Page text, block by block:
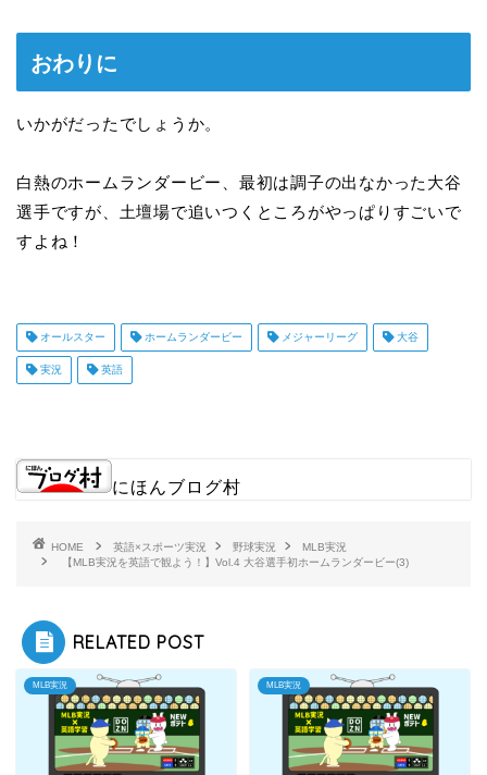
おわりに
いかがだったでしょうか。
白熱のホームランダービー、最初は調子の出なかった大谷
選手ですが、土壇場で追いつくところがやっぱりすごいで
すよね！
オールスター ホームランダービー メジャーリーグ 大谷
実況 英語
にほんブログ村
HOME 英語×スポーツ実況 野球実況
MLB実況
【MLB実況を英語で観よう！】Vol.4 大谷選手初ホームランダービー(3)
RELATED POST
MLB実況 MLB実況